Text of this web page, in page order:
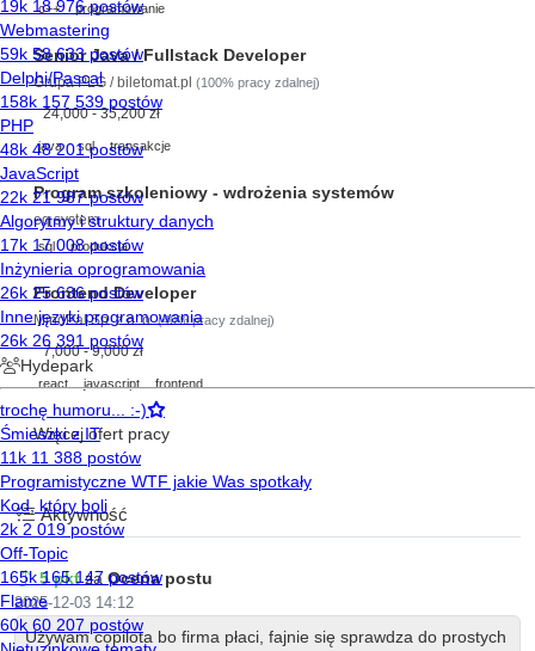
c++ programowanie
Senior Java / Fullstack Developer
Grupa PLG / biletomat.pl (100% pracy zdalnej)
24,000 - 35,200 zł
java sql transakcje
Program szkoleniowy - wdrożenia systemów
eq system
sql produkcja
Frontend Developer
MindPal Sp. z o. o. (40% pracy zdalnej)
7,000 - 9,000 zł
react javascript frontend
Więcej ofert pracy
Aktywność
5 pktza Ocena postu
2025-12-03 14:12
Używam copilota bo firma płaci, fajnie się sprawdza do prostych